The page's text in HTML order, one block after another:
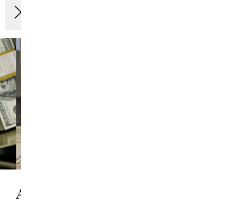
ABD'de konut başlangıçları